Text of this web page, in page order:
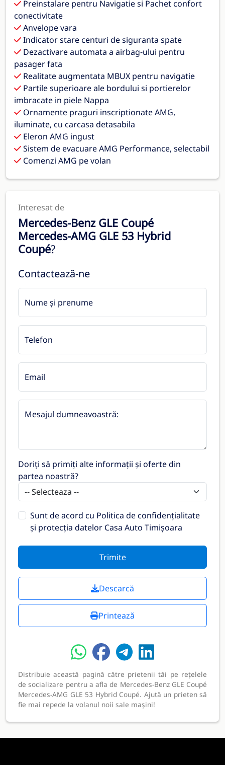
Preinstalare pentru Navigatie si Pachet confort
conectivitate
Anvelope vara
Indicator stare centuri de siguranta spate
Dezactivare automata a airbag-ului pentru
pasager fata
Realitate augmentata MBUX pentru navigatie
Partile superioare ale bordului si portierelor
imbracate in piele Nappa
Ornamente praguri inscriptionate AMG,
iluminate, cu carcasa detasabila
Eleron AMG ingust
Sistem de evacuare AMG Performance, selectabil
Comenzi AMG pe volan
Interesat de
Mercedes-Benz GLE Coupé
Mercedes-AMG GLE 53 Hybrid
Coupé?
Contactează-ne
Nume și prenume
Telefon
Email
Mesajul dumneavoastră:
Doriți să primiți alte informații și oferte din
partea noastră?
Sunt de acord cu Politica de confidențialitate
și protecția datelor Casa Auto Timișoara
Trimite
Descarcă
Printează
Distribuie această pagină către prietenii tăi pe rețelele
de socializare pentru a afla de Mercedes-Benz GLE Coupé
Mercedes-AMG GLE 53 Hybrid Coupé. Ajută un prieten să
fie mai repede la volanul noii sale mașini!